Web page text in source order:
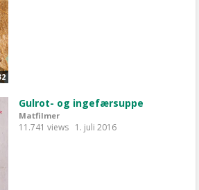
Gulrot- og ingefærsuppe
Matfilmer
11.741 views 1. juli 2016